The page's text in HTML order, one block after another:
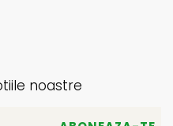
noastre